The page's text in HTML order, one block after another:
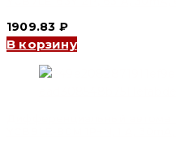
1909.83 ₽
В корзину